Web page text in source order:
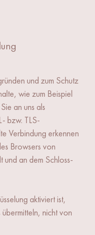
und zum Schutz
wie zum Beispiel
an uns als
bzw. TLS-
Verbindung erkennen
Browsers von
an dem Schloss-
aktiviert ist,
nicht von